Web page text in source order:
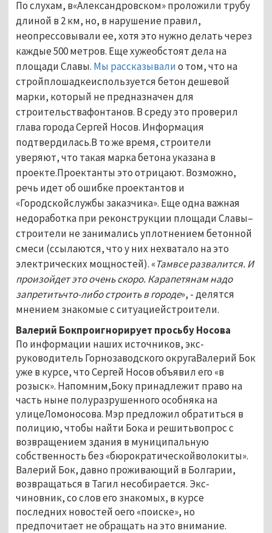
По слухам, в«Александровском» проложили трубу
длиной в 2 км, но, в нарушение правил,
неопрессовывали ее, хотя это нужно делать через
каждые 500 метров. Еще хужеобстоят дела на
площади Славы. Мы рассказывалио том, что на
стройплошадкеиспользуется бетон дешевой
марки, который не предназначен для
строительствафонтанов. В среду это проверил
глава города Сергей Носов. Информация
подтвердилась.В то же время, строители
уверяют, что такая марка бетона указана в
проекте.Проектанты это отрицают. Возможно,
речь идет об ошибке проектантов и
«Городскойслужбы заказчика». Еще одна важная
недоработка при реконструкции площади Славы–
строители не занимались уплотнением бетонной
смеси (ссылаются, что у них нехватало на это
электрических мощностей). «Тамвсе развалится. И
произойдет это очень скоро. Карапетянам надо
запретитьчто-либо строить в городе», - делятся
мнением знакомые с ситуациейстроители.
Валерий Бокпроигнорирует просьбу Носова
По информации наших источников, экс-
руководитель Горнозаводского округаВалерий Бок
уже в курсе, что Сергей Носов объявил его «в
розыск». Напомним,Боку принадлежит право на
часть ныне полуразрушенного особняка на
улицеЛомоносова. Мэр предложил обратиться в
полицию, чтобы найти Бока и решитьвопрос с
возвращением здания в муниципальную
собственность без «бюрократическойволокиты».
Валерий Бок, давно проживающий в Болгарии,
возвращаться в Тагил несобирается. Экс-
чиновник, со слов его знакомых, в курсе
последних новостей оего «поиске», но
предпочитает не обращать на это внимание.